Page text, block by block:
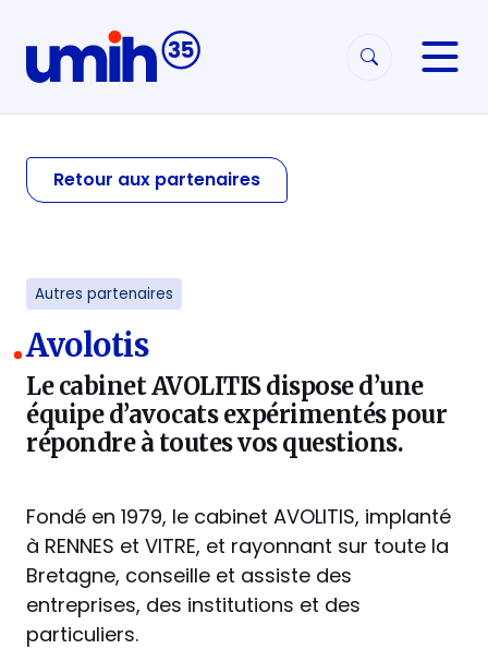
Aller au contenu
Retour aux partenaires
Autres partenaires
Avolotis
Le cabinet AVOLITIS dispose d’une
équipe d’avocats expérimentés pour
répondre à toutes vos questions.
Fondé en 1979, le cabinet AVOLITIS, implanté
à RENNES et VITRE, et rayonnant sur toute la
Bretagne, conseille et assiste des
entreprises, des institutions et des
particuliers.